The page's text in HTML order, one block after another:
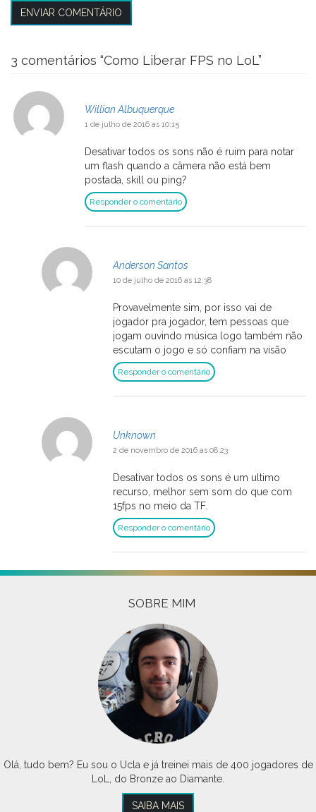
3 comentários “Como Liberar FPS no LoL”
Willian Albuquerque
1 de julho de 2016 as 10:15
Desativar todos os sons não é ruim para notar
um flash quando a câmera não está bem
postada, skill ou ping?
Responder o comentário
Anderson Santos
10 de julho de 2016 as 12:38
Provavelmente sim, por isso vai de
jogador pra jogador, tem pessoas que
jogam ouvindo música logo também não
escutam o jogo e só confiam na visão
Responder o comentário
Unknown
2 de novembro de 2016 as 08:23
Desativar todos os sons é um ultimo
recurso, melhor sem som do que com
15fps no meio da TF.
Responder o comentário
SOBRE MIM
Olá, tudo bem? Eu sou o Ucla e já treinei mais de 400 jogadores de
LoL, do Bronze ao Diamante.
SAIBA MAIS